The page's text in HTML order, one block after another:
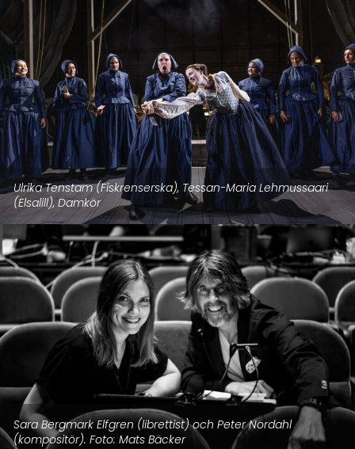
Ulrika Tenstam (Fiskrenserska), Tessan-Maria Lehmussaari
(Elsalill), Damkör
Sara Bergmark Elfgren (librettist) och Peter Nordahl
(kompositör). Foto: Mats Bäcker